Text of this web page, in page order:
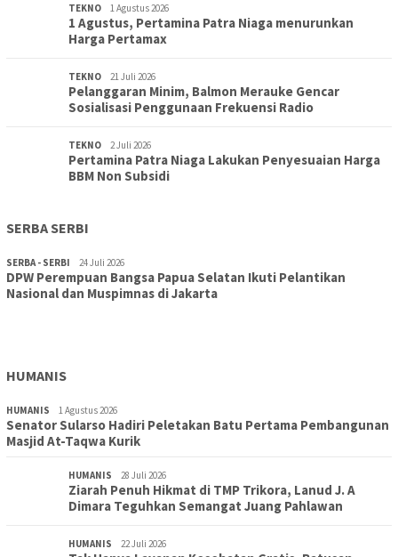
TEKNO 1 Agustus 2026
1 Agustus, Pertamina Patra Niaga menurunkan
Harga Pertamax
TEKNO 21 Juli 2026
Pelanggaran Minim, Balmon Merauke Gencar
Sosialisasi Penggunaan Frekuensi Radio
TEKNO 2 Juli 2026
Pertamina Patra Niaga Lakukan Penyesuaian Harga
BBM Non Subsidi
SERBA SERBI
SERBA - SERBI 24 Juli 2026
DPW Perempuan Bangsa Papua Selatan Ikuti Pelantikan
Nasional dan Muspimnas di Jakarta
TOPIK 30 Juli 2026
Wujudkan Sekolah Adiwiyata:SD Inpres Polder Merauke
HUMANIS
HUMANIS 1 Agustus 2026
Senator Sularso Hadiri Peletakan Batu Pertama Pembangunan
Masjid At-Taqwa Kurik
HUMANIS 28 Juli 2026
Ziarah Penuh Hikmat di TMP Trikora, Lanud J. A
Dimara Teguhkan Semangat Juang Pahlawan
HUMANIS 22 Juli 2026